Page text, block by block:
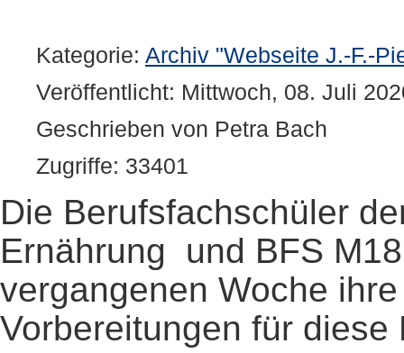
Kategorie: Archiv "Webseite J.-F.-
Veröffentlicht: Mittwoch, 08. Juli
Geschrieben von Petra Bach
Zugriffe: 33401
Die Berufsfachschüler
Ernährung und BFS
vergangenen Woche
Vorbereitungen für